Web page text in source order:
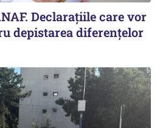
Declarațiile care vor
depistarea diferențelor